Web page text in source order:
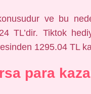
ve bu
TL’dir. Tiktok
1295.04 TL
para